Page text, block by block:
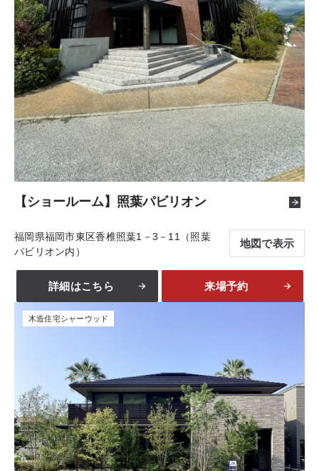
【ショールーム】照葉パビリオン
福岡県福岡市東区香椎照葉1－3－11（照葉
パビリオン内）
地図で表示
詳細はこちら 来場予約
木造住宅シャーウッド